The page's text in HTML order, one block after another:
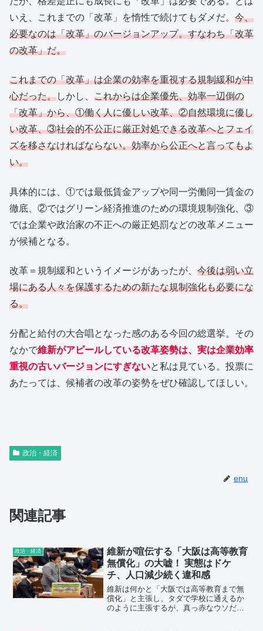
いえ、これまでの「改革」を惰性で続けてもダメだ。 今、
必要なのは「改革」のバージョンアップ。すなわち「改革
の改革」だ。
これまでの「改革」は企業の効率を重視する規制緩和が中
心だった。しかし、 これからは企業優先、効率一辺倒の
「改革」から、①働く人に優しい改革、②自然環境に優し
い改革、③社会的不公正に厳正対処できる改革へとフェイ
ズを移さなければならない。効率から公正へと言ってもよ
い。
具体的には、①では最低賃金アップや同一労働同一賃金の
徹底、②ではグリーン経済推進のための環境規制強化、③
では企業や政治家の不正への厳正処罰などの改革メニュー
が候補となる。
改革＝規制緩和というイメージがあったが、 今後は弱い立
場にある人々を保護するための新たな規制強化も必要にな
る。
分配と給付の大合唱となった感のある今回の総選挙。その
なかで維新がアピールしている改革姿勢は、実は企業効率
重視の古いバージョンにすぎないと私は見ている。投票に
あたっては、候補者の改革の姿勢をぜひ確認してほしい。
政治・経済
enu
関連記事
政治・経済
維新が喧伝する「大阪は高等教育
無償化」の大嘘！ 実態はドケ
チ、人口減少続く違和感
維新は何かと「大阪では高等教育まで無
償化」と主張し、タダで学校に通えるか
のように主張するが、真っ赤なウソだ。